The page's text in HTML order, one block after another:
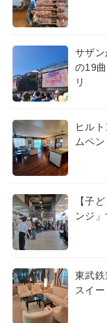
サザ
の19
リ
ヒル
ムペ
【子
ンジ
東武
スイー